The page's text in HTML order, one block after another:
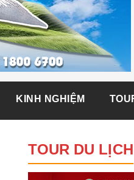
KINH NGHIỆM
TOUR DU LỊCH